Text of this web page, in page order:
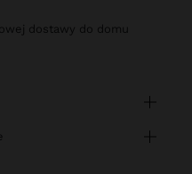
dostawy do domu